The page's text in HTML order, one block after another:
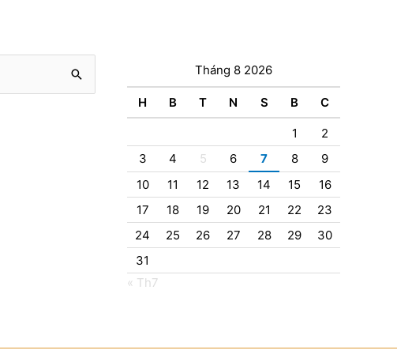
Tháng 8 2026
H B T N S B C
1
2
3
4 5 6 7 8
9
10
11 12 13 14 15
16
17
18 19 20 21 22
23
24
25 26 27 28 29
30
31
« Th7